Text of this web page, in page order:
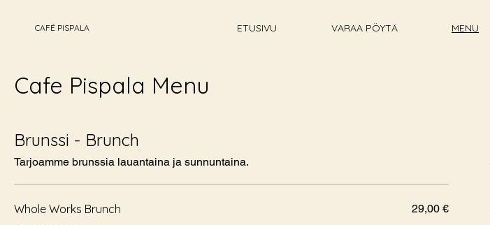
CAFÉ PISPALA ETUSIVU VARAA PÖYTÄ MENU
Cafe Pispala Menu
Brunssi - Brunch
Tarjoamme brunssia lauantaina ja sunnuntaina.
Whole Works Brunch 29,00 €